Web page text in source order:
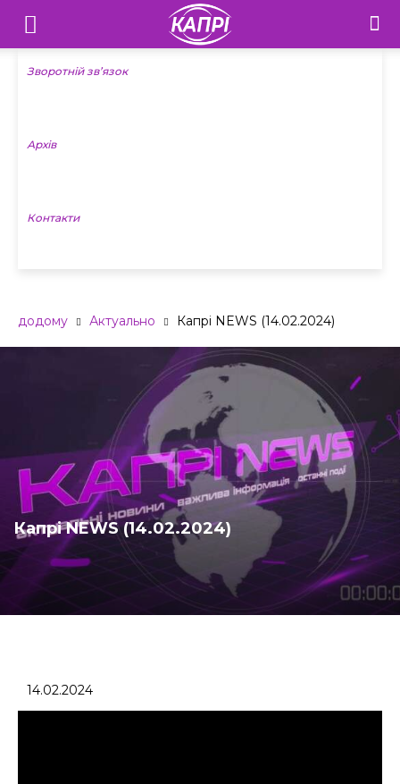
Телебачення
«Капрі»
Новини
Зворотній зв’язок
Архів
Контакти
додому Актуально Капрі NEWS (14.02.2024)
Капрі NEWS (14.02.2024)
14.02.2024